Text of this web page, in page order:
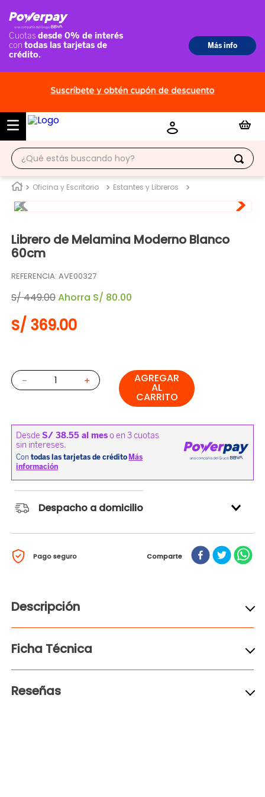
¿Qué estás buscando hoy?
Oficina y Escritorio Estantes y Libreros
Librero de Melamina Moderno Blanco
60cm
REFERENCIA:AVE00327
S/449.00Ahorra S/ 80.00
S/ 369.00
＋
－ AGREGAR
AL
CARRITO
Despacho a domicilio
Pago seguro Comparte
Descripción
Ficha Técnica
Reseñas
TÉRMINOS MÁS BUSCADOS